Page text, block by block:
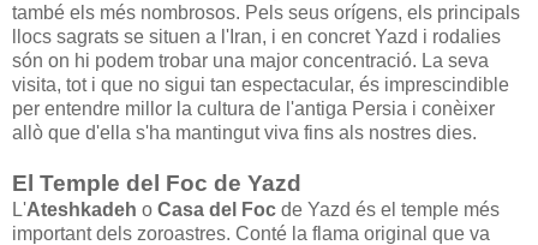
també els més nombrosos. Pels seus orígens, els principals
llocs sagrats se situen a l'Iran, i en concret Yazd i rodalies
són on hi podem trobar una major concentració. La seva
visita, tot i que no sigui tan espectacular, és imprescindible
per entendre millor la cultura de l'antiga Persia i conèixer
allò que d'ella s'ha mantingut viva fins als nostres dies.
El Temple del Foc de Yazd
L'Ateshkadeh o Casa del Foc de Yazd és el temple més
important dels zoroastres. Conté la flama original que va